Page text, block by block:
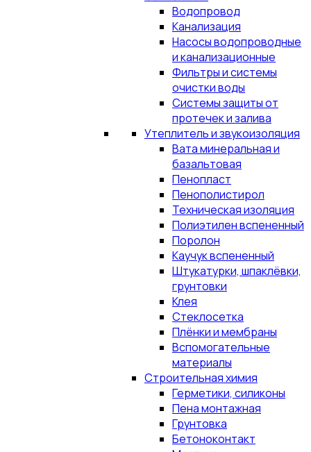
Водопровод
Канализация
Насосы водопроводные
и канализационные
Фильтры и системы
очистки воды
Системы защиты от
протечек и залива
Утеплитель и звукоизоляция
Вата минеральная и
базальтовая
Пенопласт
Пенополистирол
Техническая изоляция
Полиэтилен вспененный
Поролон
Каучук вспененный
Штукатурки, шпаклёвки,
грунтовки
Клея
Стеклосетка
Плёнки и мембраны
Вспомогательные
материалы
Строительная химия
Герметики, силиконы
Пена монтажная
Грунтовка
Бетоноконтакт